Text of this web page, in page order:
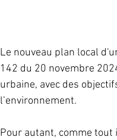
Le nouveau plan local
142 du 20 novembre
urbaine, avec des
l’environnement.
Pour autant, comme